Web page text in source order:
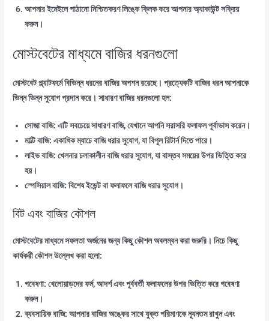
আপনার ইমেইলে পাঠানো নিশ্চিতকরণ লিঙ্কে ক্লিক করে আপনার অ্যাকাউন্ট সক্রিয়
করুন।
মোস্টবেটের মাধ্যমে বাজির ধরনগুলো
মোস্টবেট প্ল্যাটফর্মে বিভিন্ন ধরনের বাজির অপশন রয়েছে। প্রত্যেকটি বাজির ধরন আপনাকে
ভিন্ন ভিন্ন সুযোগ প্রদান করে। সাধারণ বাজির ধরনগুলো হল:
সোজা বাজি: এটি সবচেয়ে সাধারণ বাজি, যেখানে আপনি সরাসরি ফলাফল পূর্বাভাস করেন।
মাল্টি বাজি: একাধিক ম্যাচে বাজি ধরার সুযোগ, যা বিপুল রিটার্ন দিতে পারে।
লাইভ বাজি: খেলনার চলাকালীন বাজি ধরার সুযোগ, যা বাস্তব সময়ের উপর ভিত্তি করে
হয়।
স্পেসিয়াল বাজি: বিশেষ ইভেন্ট বা ফলাফলে বাজি ধরার সুযোগ।
বিট এবং বাজির কৌশল
মোস্টবেটের মাধ্যমে সফলতা অর্জনের জন্য কিছু কৌশল অবলম্বন করা জরুরি। নিচে কিছু
কার্যকরী কৌশল উল্লেখ করা হলো:
গবেষণা: খেলোয়াড়দের ফর্ম, আদর্শ এবং পূর্ববর্তী ফলাফলের উপর ভিত্তি করে গবেষণা
করুন।
ব্যবসায়িক বাজি: আপনার বাজির অঙ্কের সাথে যুক্ত পরিমাণকে ন্যূনতম রাখুন এবং